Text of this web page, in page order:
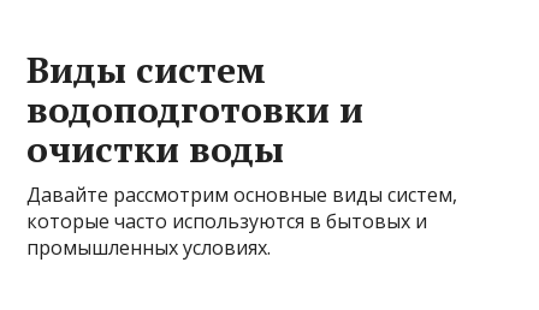
Виды систем
водоподготовки и
очистки воды
Давайте рассмотрим основные виды систем,
которые часто используются в бытовых и
промышленных условиях.